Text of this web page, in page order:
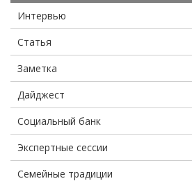
Интервью
Статья
Заметка
Дайджест
Социальный банк
Экспертные сессии
Семейные традиции